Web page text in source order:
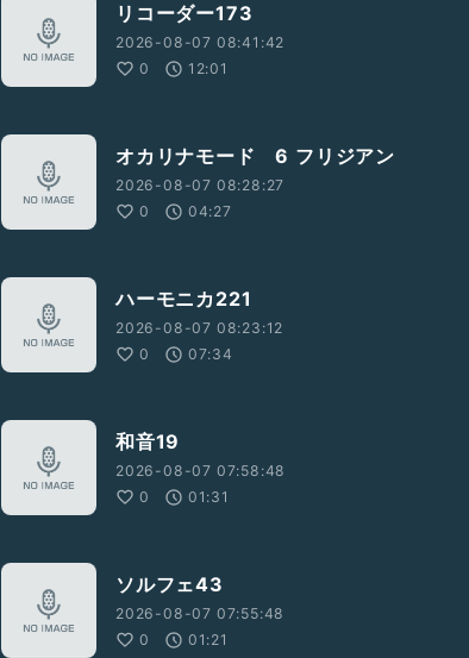
リコーダー173
2026-08-07 08:41:42
0
12:01
オカリナモード 6 フリジアン
2026-08-07 08:28:27
0
04:27
ハーモニカ221
2026-08-07 08:23:12
0
07:34
和音19
2026-08-07 07:58:48
0
01:31
ソルフェ43
2026-08-07 07:55:48
0
01:21